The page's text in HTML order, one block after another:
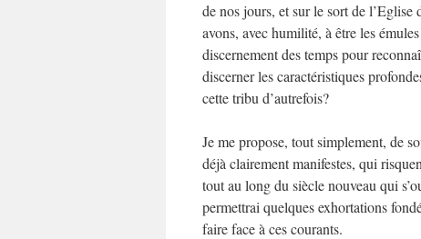
de nos jours, et sur le sort de
avons, avec humilité, à être les
discernement des temps pour
discerner les caractéristiques
cette tribu d’autrefois?
Je me propose, tout simplement, de
déjà clairement manifestes, qui
tout au long du siècle nouveau qui
permettrai quelques exhortations
faire face à ces courants.